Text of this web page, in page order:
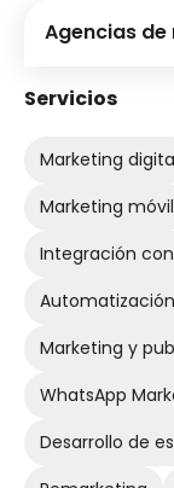
Agencias
Servicios
Marketing
Marketing móvil
Integración
Marketing y
WhatsApp
Desarrollo de